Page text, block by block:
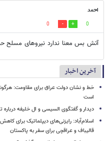
احمد
0
0
آتش بس معنا ندارد نیروهای مسلح
آخرین اخبار
خط و نشان دولت عراق برای مقاومت:
است
دیدار و گفتگوی السیسی و ال خلیفه
اسلام‌آباد: رایزنی‌های دیپلماتیک برای
قالیباف و عراقچی برای سفر به پاکستان